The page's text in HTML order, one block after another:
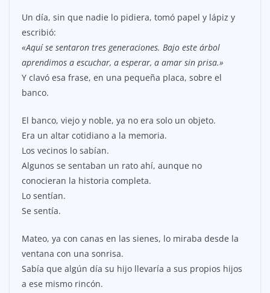
Un día, sin que nadie lo pidiera, tomó papel y lápiz y
escribió:
«Aquí se sentaron tres generaciones. Bajo este árbol
aprendimos a escuchar, a esperar, a amar sin prisa.»
Y clavó esa frase, en una pequeña placa, sobre el
banco.
El banco, viejo y noble, ya no era solo un objeto.
Era un altar cotidiano a la memoria.
Los vecinos lo sabían.
Algunos se sentaban un rato ahí, aunque no
conocieran la historia completa.
Lo sentían.
Se sentía.
Mateo, ya con canas en las sienes, lo miraba desde la
ventana con una sonrisa.
Sabía que algún día su hijo llevaría a sus propios hijos
a ese mismo rincón.